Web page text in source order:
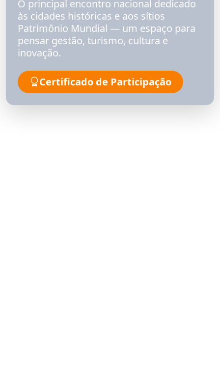
O principal encontro nacional dedicado
às cidades históricas e aos sítios
Patrimônio Mundial — um espaço para
pensar gestão, turismo, cultura e
inovação.
Certificado de Participação